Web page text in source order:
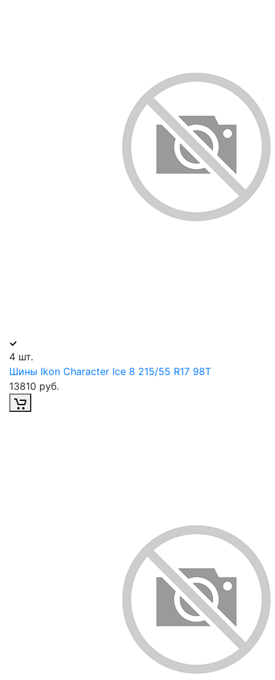
4 шт.
Шины Ikon Character Ice 8 215/55 R17 98T
13810 руб.